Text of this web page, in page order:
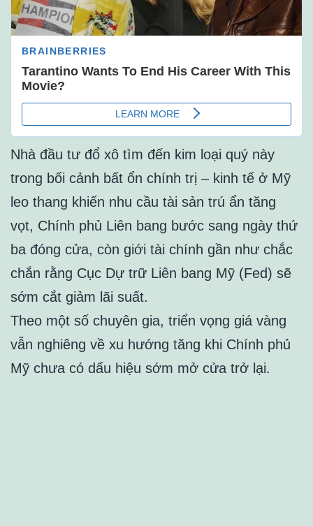
Nhà đầu tư đổ xô tìm đến kim loại quý này
trong bối cảnh bất ổn chính trị – kinh tế ở Mỹ
leo thang khiến nhu cầu tài sản trú ẩn tăng
vọt, Chính phủ Liên bang bước sang ngày thứ
ba đóng cửa, còn giới tài chính gần như chắc
chắn rằng Cục Dự trữ Liên bang Mỹ (Fed) sẽ
sớm cắt giảm lãi suất.
Theo một số chuyên gia, triển vọng giá vàng
vẫn nghiêng về xu hướng tăng khi Chính phủ
Mỹ chưa có dấu hiệu sớm mở cửa trở lại.